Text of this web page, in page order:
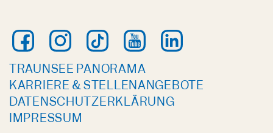
TRAUNSEE PANORAMA
KARRIERE & STELLENANGEBOTE
DATENSCHUTZERKLÄRUNG
IMPRESSUM